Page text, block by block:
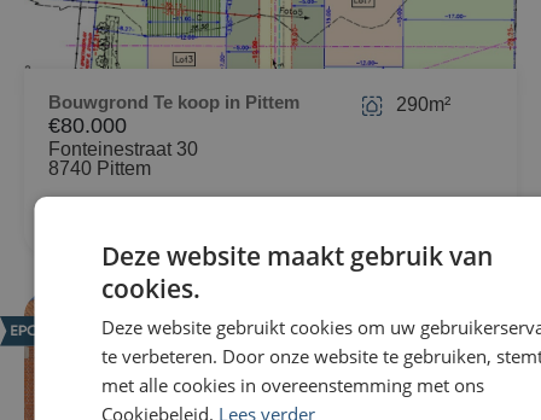
Bouwgrond Te koop in Pittem
€80.000
Fonteinestraat 30
8740 Pittem
290m²
NIEUW
Deze website maakt gebruik van
cookies.
Deze website gebruikt cookies om uw
te verbeteren. Door onze website te gebruiken,
met alle cookies in overeenstemming met ons
Cookiebeleid. Lees verder